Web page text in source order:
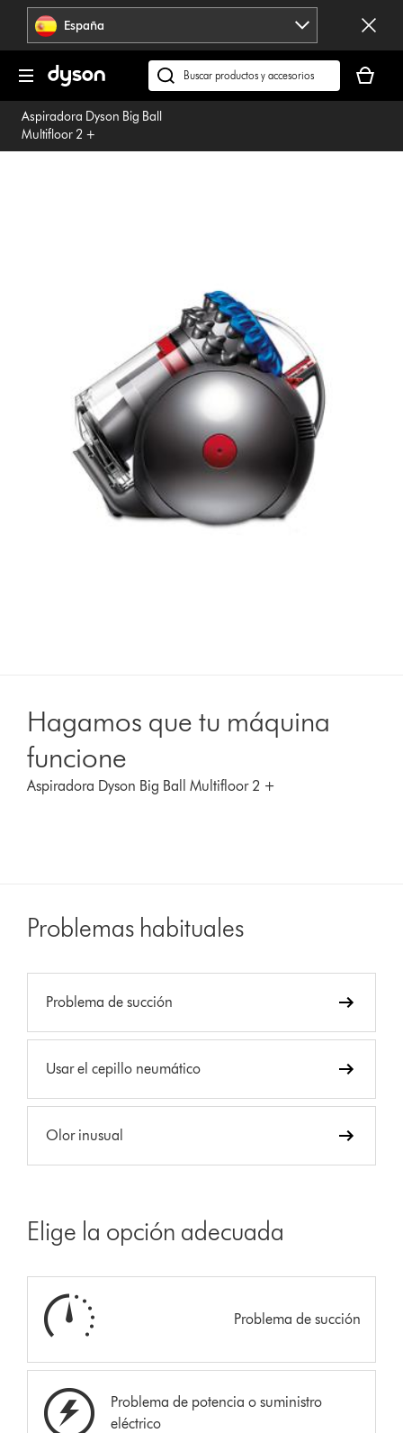
Omitir
navegación España
Buscar
en
dyson.es
cesta
está
Aspiradora Dyson Big Ball
Multifloor 2 +
Hagamos que tu máquina
funcione
Aspiradora Dyson Big Ball Multifloor 2 +
Problemas habituales
Problema de succión
Usar el cepillo neumático
Olor inusual
Elige la opción adecuada
Problema de succión
Problema de potencia o suministro
eléctrico